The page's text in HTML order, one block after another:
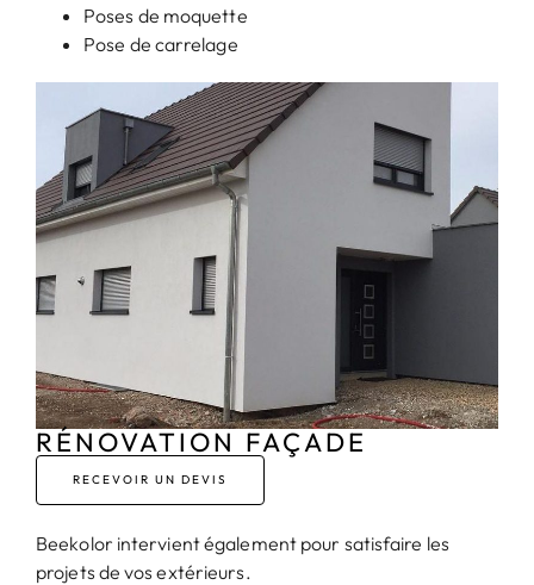
Poses de moquette
Pose de carrelage
RÉNOVATION FAÇADE
RECEVOIR UN DEVIS
Beekolor intervient également pour satisfaire les
projets de vos extérieurs.